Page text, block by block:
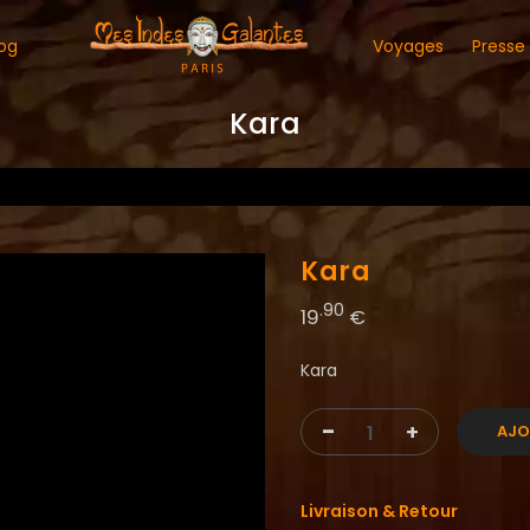
Voyages Presse
Kara
Kara
19.90 €
Kara
- +
Livraison & Retour